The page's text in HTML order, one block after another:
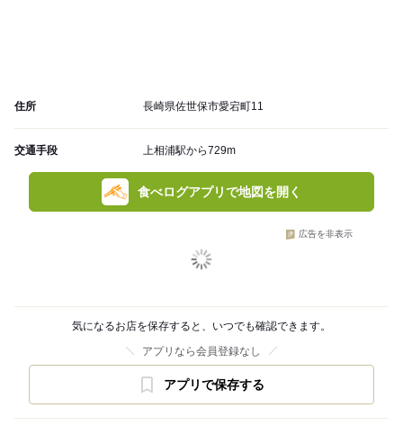
住所 長崎県佐世保市愛宕町11
交通手段 上相浦駅から729m
食べログアプリで地図を開く
広告を非表示
気になるお店を保存すると、いつでも確認できます。
アプリなら会員登録なし
アプリで保存する